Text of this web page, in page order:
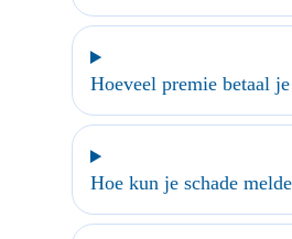
Hoeveel premie betaal
Hoe kun je schade